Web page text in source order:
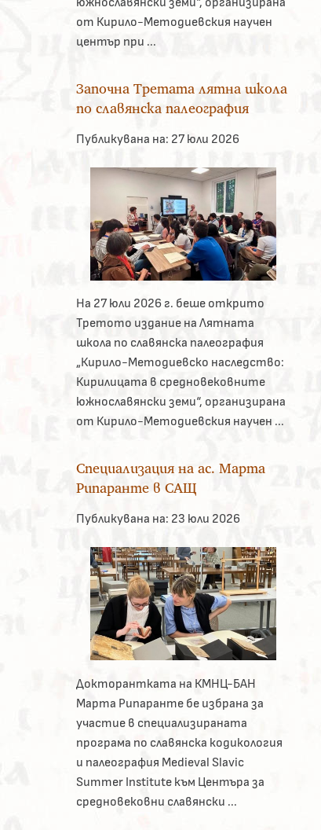
от Кирило-Методиевския научен
център при ...
Започна Третата лятна школа
по славянска палеография
Публикувана на: 27 юли 2026
На 27 юли 2026 г. беше открито
Третото издание на Лятната
школа по славянска палеография
„Кирило-Методиевско наследство:
Кирилицата в средновековните
южнославянски земи“, организирана
от Кирило-Методиевския научен ...
Специализация на ас. Марта
Рипаранте в САЩ
Публикувана на: 23 юли 2026
Докторантката на КМНЦ-БАН
Марта Рипаранте бе избрана за
участие в специализираната
програма по славянска кодикология
и палеография Medieval Slavic
Summer Institute към Центъра за
средновековни славянски ...